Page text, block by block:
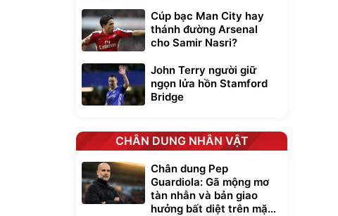
Cúp bạc Man City hay
thánh đường Arsenal
cho Samir Nasri?
John Terry người giữ
ngọn lửa hồn Stamford
Bridge
CHÂN DUNG NHÂN VẬT
Chân dung Pep
Guardiola: Gã mộng mơ
tàn nhẫn và bản giao
hưởng bất diệt trên mặt